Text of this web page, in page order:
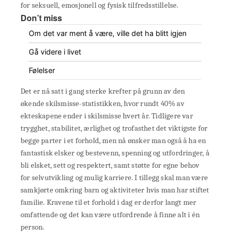
for seksuell, emosjonell og fysisk tilfredsstillelse.
Don’t miss
Om det var ment å være, ville det ha blitt igjen
Gå videre i livet
Følelser
Det er nå satt i gang sterke krefter på grunn av den
økende skilsmisse-statistikken, hvor rundt 40% av
ekteskapene ender i skilsmisse hvert år. Tidligere var
trygghet, stabilitet, ærlighet og trofasthet det viktigste for
begge parter i et forhold, men nå ønsker man også å ha en
fantastisk elsker og bestevenn, spenning og utfordringer, å
bli elsket, sett og respektert, samt støtte for egne behov
for selvutvikling og mulig karriere. I tillegg skal man være
samkjørte omkring barn og aktiviteter hvis man har stiftet
familie. Kravene til et forhold i dag er derfor langt mer
omfattende og det kan være utfordrende å finne alt i én
person.